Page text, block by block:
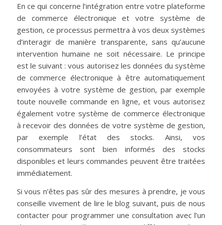
En ce qui concerne l’intégration entre votre plateforme
de commerce électronique et votre système de
gestion, ce processus permettra à vos deux systèmes
d’interagir de manière transparente, sans qu’aucune
intervention humaine ne soit nécessaire. Le principe
est le suivant : vous autorisez les données du système
de commerce électronique à être automatiquement
envoyées à votre système de gestion, par exemple
toute nouvelle commande en ligne, et vous autorisez
également votre système de commerce électronique
à recevoir des données de votre système de gestion,
par exemple l’état des stocks. Ainsi, vos
consommateurs sont bien informés des stocks
disponibles et leurs commandes peuvent être traitées
immédiatement.
Si vous n’êtes pas sûr des mesures à prendre, je vous
conseille vivement de lire le blog suivant, puis de nous
contacter pour programmer une consultation avec l’un